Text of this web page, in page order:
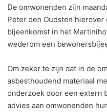
De omwonenden zijn
Peter den Oudsten
bijeenkomst in het
wederom een
Om zeker te zijn dat in de
asbesthoudend materiaal
onderzoek door een extern
advies aan omwonenden